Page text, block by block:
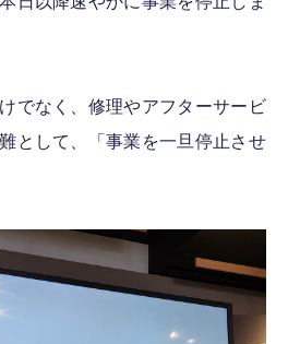
でなく、修理やアフターサービ
として、「事業を一旦停止させ